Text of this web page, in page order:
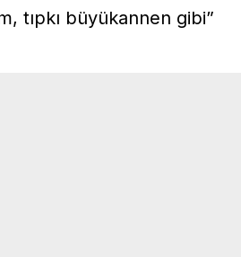
tıpkı büyükannen gibi”